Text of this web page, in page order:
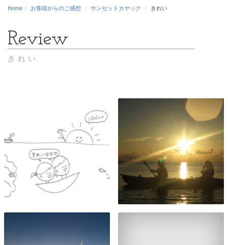
Home お客様からのご感想 サンセットカヤック きれい
きれい